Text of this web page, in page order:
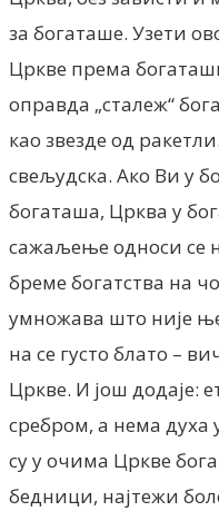
за богаташе. Узети
Цркве према
оправда „сталеж“
као звезде од
свељудска. Ако Ви у
богаташа, Црква у
сажаљење односи се
бреме богатства на
умножава што није
на се густо блато –
Цркве. И још додаје:
сребром, а нема духа
су у очима Цркве
бедници, најтежи